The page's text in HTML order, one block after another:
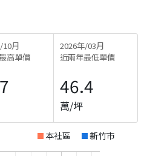
10月
高單價
2026年/03月
近兩年最低單價
46.4
萬/坪
本社區 新竹市